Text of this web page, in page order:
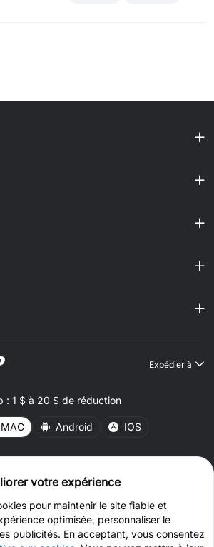
Expédier à
: 1 $ à 20 $ de réduction
MAC Android IOS
votre expérience
pour maintenir le site fiable et
optimisée, personnaliser le
publicités. En acceptant, vous consentez